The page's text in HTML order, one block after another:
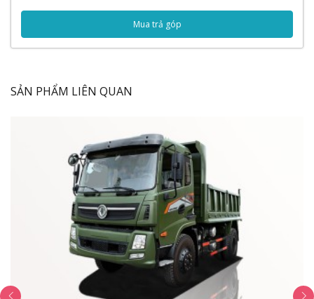
Thùng xe
Động cơ
Hệ thống lái
Video Đánh Giá Xe Ben Dongfeng Trường
Ngoại Thất
Xe ben Dongfeng Trường Giang 3.49 Tấn có thiết kế
khá tinh tế và sắc xảo, tất cả các bộ phận trên xe được
Mua trả góp
SẢN PHẨM LIÊN QUAN